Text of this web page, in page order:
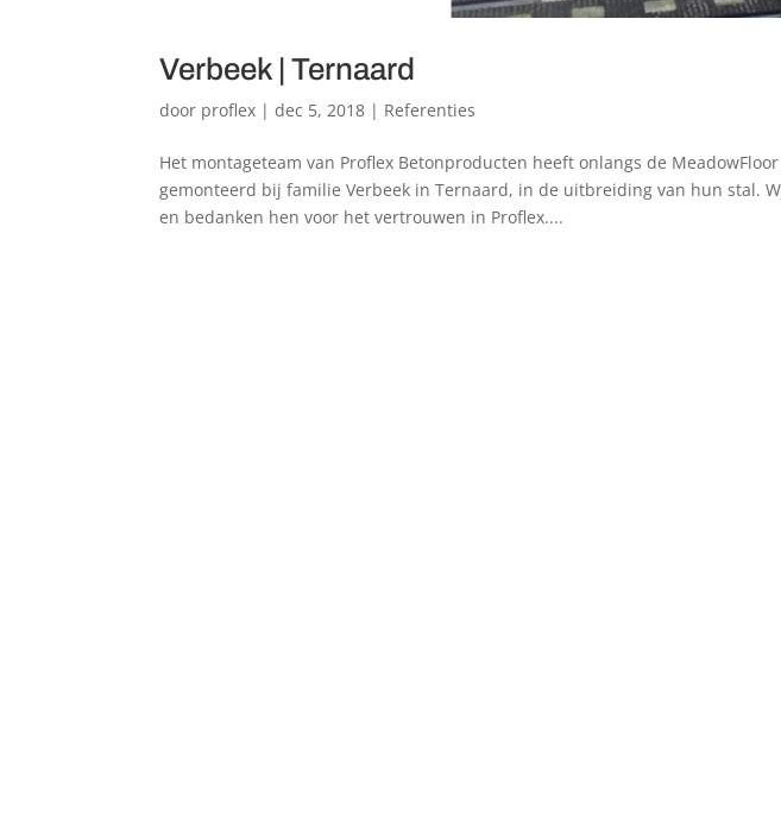
Verbeek | Ternaard
door proflex |dec 5, 2018 | Referenties
Het montageteam van Proflex Betonproducten heeft onlangs de
gemonteerd bij familie Verbeek in Ternaard, in de uitbreiding van hun stal.
en bedanken hen voor het vertrouwen in Proflex....